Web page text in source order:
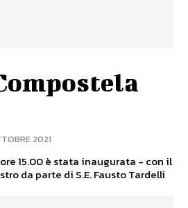
2021
15.00 è stata inaugurata - con il
da parte di S.E. Fausto Tardelli